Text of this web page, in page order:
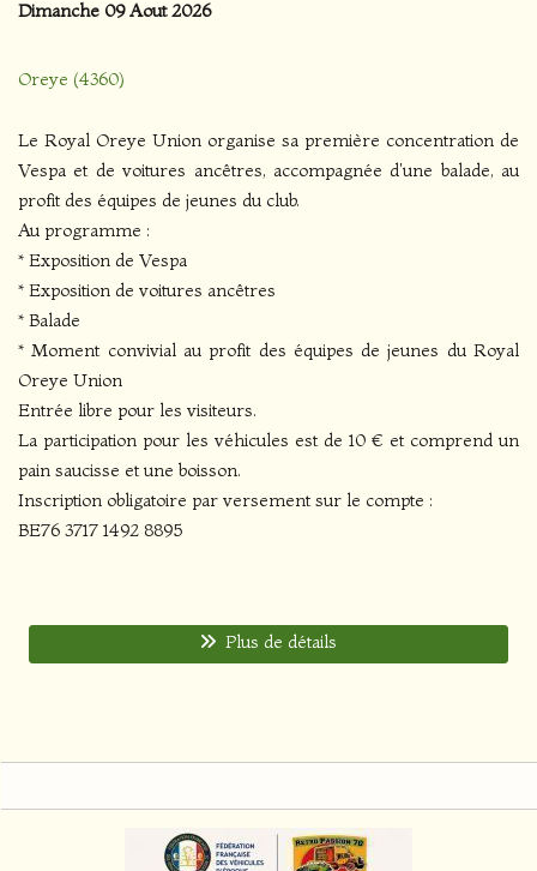
Dimanche 09 Aout 2026
Oreye (4360)
Le Royal Oreye Union organise sa première concentration de
Vespa et de voitures ancêtres, accompagnée d'une balade, au
profit des équipes de jeunes du club.
Au programme :
* Exposition de Vespa
* Exposition de voitures ancêtres
* Balade
* Moment convivial au profit des équipes de jeunes du Royal
Oreye Union
Entrée libre pour les visiteurs.
La participation pour les véhicules est de 10 € et comprend un
pain saucisse et une boisson.
Inscription obligatoire par versement sur le compte :
BE76 3717 1492 8895
Plus de détails